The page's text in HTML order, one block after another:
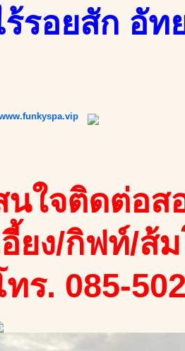
ร้รอยสัก อัท
นใจติดต่อส
อี้ยง/กิฟท์/ส้
ทร. 085-